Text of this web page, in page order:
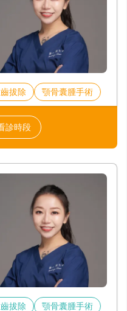
拔除 顎骨囊腫手術
診時段
拔除 顎骨囊腫手術